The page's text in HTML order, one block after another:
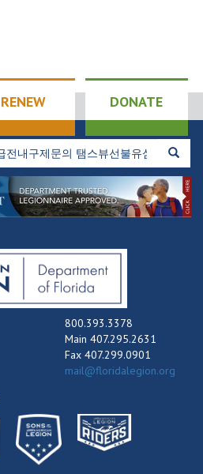
RENEW DONATE
800.393.3378
Main 407.295.2631
Fax 407.299.0901
mail@floridalegion.org